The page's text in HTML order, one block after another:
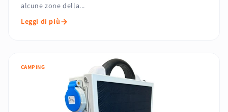
alcune zone della...
Leggi di più
CAMPING